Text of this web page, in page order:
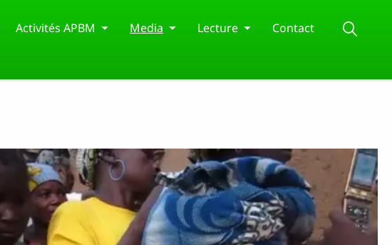
Activités APBM Media Lecture Contact